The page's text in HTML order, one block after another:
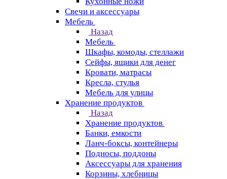
Свечи и аксессуары
Мебель
Назад
Мебель
Шкафы, комоды, стеллажи
Сейфы, ящики для денег
Кровати, матрасы
Кресла, стулья
Мебель для улицы
Хранение продуктов
Назад
Хранение продуктов
Банки, емкости
Ланч-боксы, контейнеры
Подносы, поддоны
Аксессуары для хранения
Корзины, хлебницы